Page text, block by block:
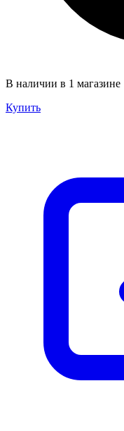
В наличии в 1 магазине
Купить